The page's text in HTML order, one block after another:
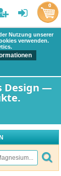
Nutzung unserer
verwenden.
Design —
0